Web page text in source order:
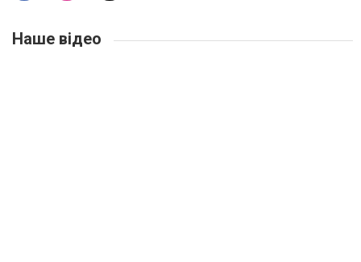
Наше відео